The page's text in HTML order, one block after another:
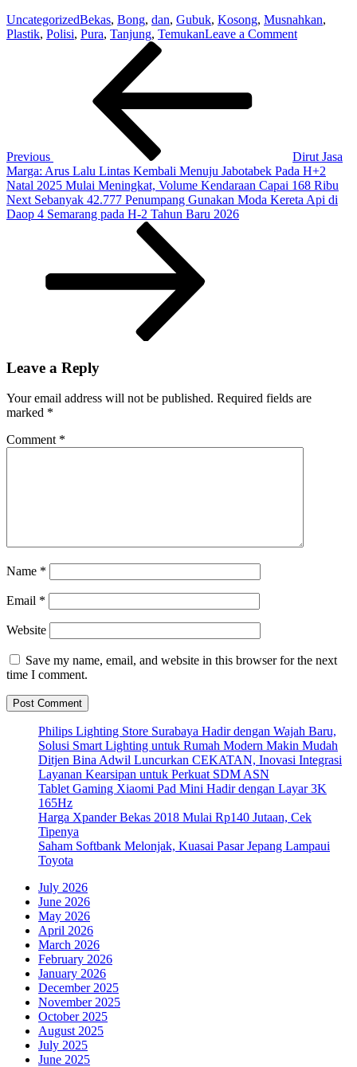
UncategorizedBekas, Bong, dan, Gubuk, Kosong, Musnahkan,
Plastik, Polisi, Pura, Tanjung, TemukanLeave a Commenton
2
Gubuk
di
Tanjung
Previous
Dirut Jasa
Marga: Arus Lalu Lintas Kembali Menuju Jabotabek Pada H+2
Natal 2025 Mulai Meningkat, Volume Kendaraan Capai 168 Ribu
Next
Post
Next Sebanyak 42.777 Penumpang Gunakan Moda Kereta Api di
Daop 4 Semarang pada H-2 Tahun Baru 2026
Leave a Reply
Your email address will not be published. Required fields are
marked *
Comment *
Name *
Email *
Website
Save my name, email, and website in this browser for the next
time I comment.
Philips Lighting Store Surabaya Hadir dengan Wajah Baru,
Solusi Smart Lighting untuk Rumah Modern Makin Mudah
Ditjen Bina Adwil Luncurkan CEKATAN, Inovasi Integrasi
Layanan Kearsipan untuk Perkuat SDM ASN
Tablet Gaming Xiaomi Pad Mini Hadir dengan Layar 3K
165Hz
Harga Xpander Bekas 2018 Mulai Rp140 Jutaan, Cek
Tipenya
Saham Softbank Melonjak, Kuasai Pasar Jepang Lampaui
Toyota
July 2026
June 2026
May 2026
April 2026
March 2026
February 2026
January 2026
December 2025
November 2025
October 2025
August 2025
July 2025
June 2025